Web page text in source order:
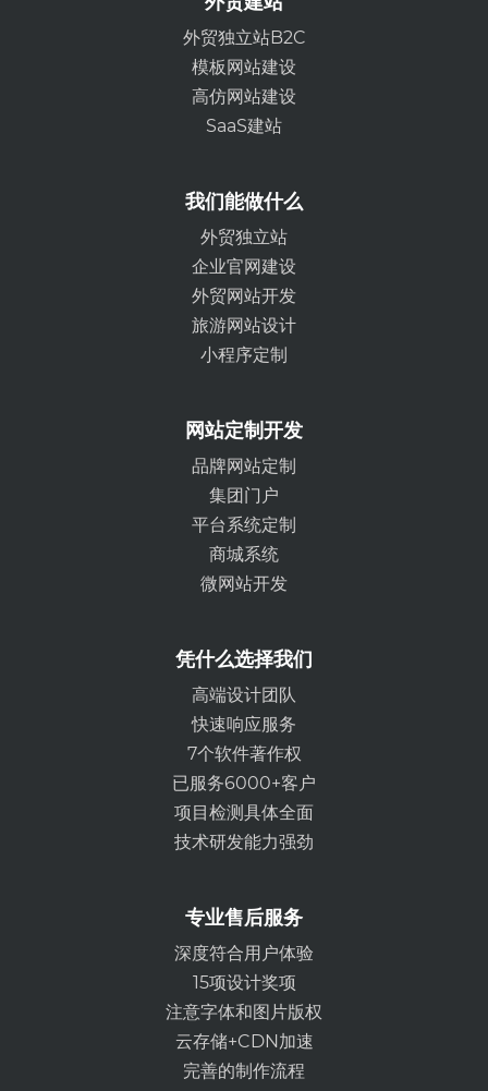
外贸独立站B2C
模板网站建设
高仿网站建设
SaaS建站
我们能做什么
外贸独立站
企业官网建设
外贸网站开发
旅游网站设计
小程序定制
网站定制开发
品牌网站定制
集团门户
平台系统定制
商城系统
微网站开发
凭什么选择我们
高端设计团队
快速响应服务
7个软件著作权
已服务6000+客户
项目检测具体全面
技术研发能力强劲
专业售后服务
深度符合用户体验
15项设计奖项
注意字体和图片版权
云存储+CDN加速
完善的制作流程